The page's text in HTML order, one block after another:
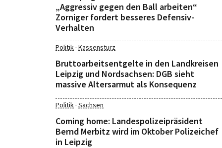
„Aggressiv gegen den Ball arbeiten“
Zorniger fordert besseres Defensiv-
Verhalten
Politik· Kassensturz
Bruttoarbeitsentgelte in den Landkreisen
Leipzig und Nordsachsen: DGB sieht
massive Altersarmut als Konsequenz
Politik· Sachsen
Coming home: Landespolizeipräsident
Bernd Merbitz wird im Oktober Polizeichef
in Leipzig